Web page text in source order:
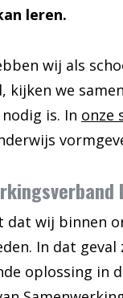
leren.
wij als
kijken we
is. In onze
dat wij binnen
In dat
oplossing in